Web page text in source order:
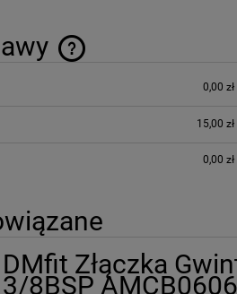
Cena nie zawiera ewentualnych
0,00 zł
15,00 zł
0,00 zł
DMfit Złączka
3/8BSP AMCB0606